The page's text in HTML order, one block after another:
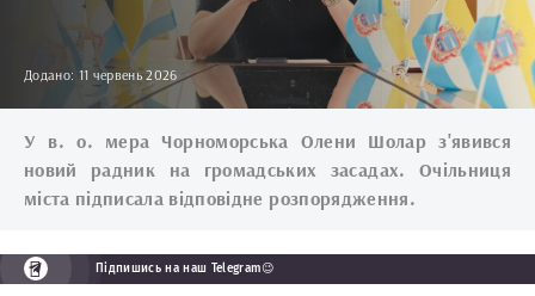
Додано: 11 червень 2026
У в. о. мера Чорноморська Олени Шолар з'явився
новий радник на громадських засадах. Очільниця
міста підписала відповідне розпорядження.
Підпишись на наш Telegram😉